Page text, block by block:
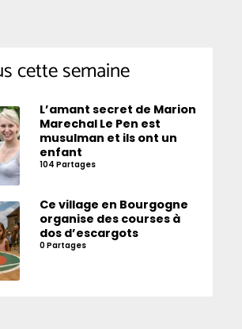
cette semaine
L’amant secret de Marion
Marechal Le Pen est
musulman et ils ont un
enfant
104 Partages
Ce village en Bourgogne
organise des courses à
dos d’escargots
0 Partages